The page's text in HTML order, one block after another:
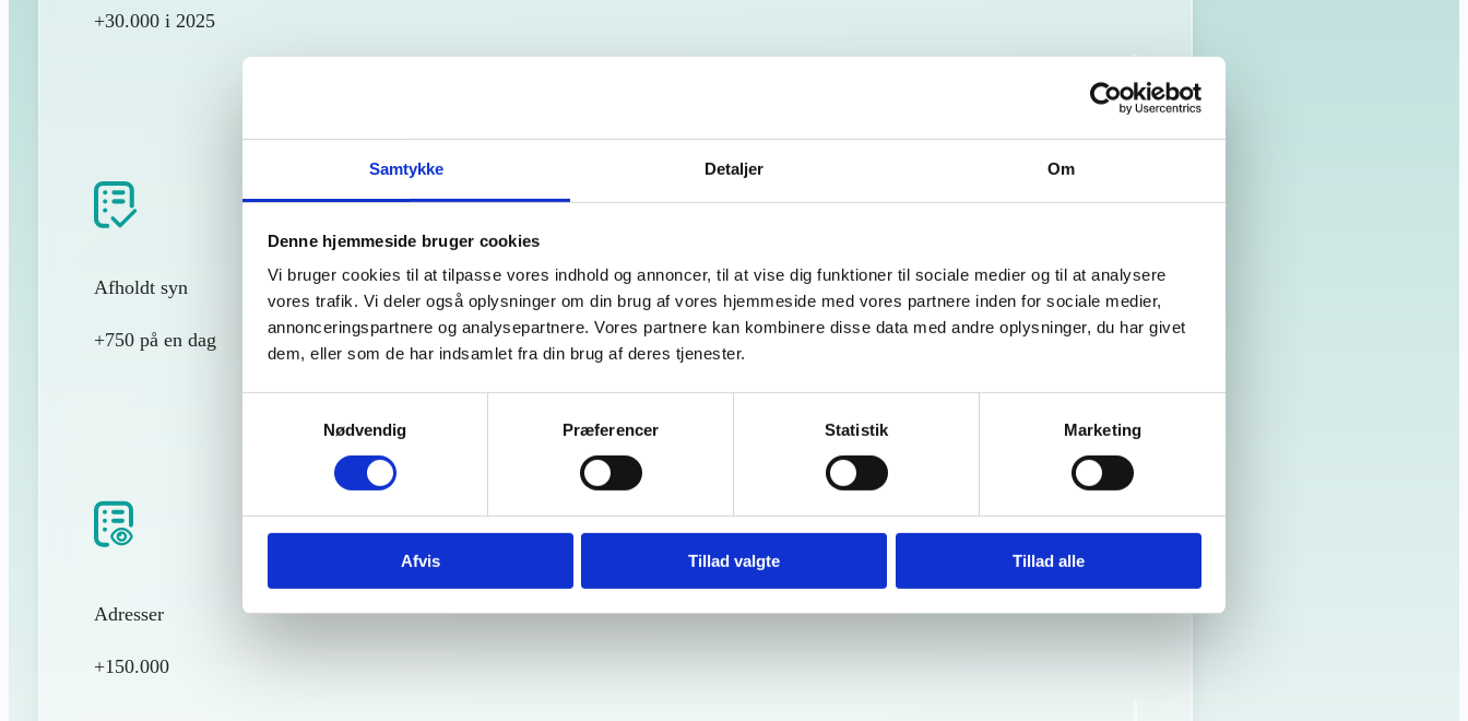
Samtykke Detaljer Om
Denne hjemmeside bruger cookies
Vi bruger cookies til at tilpasse vores indhold og annoncer, til at vise dig funktioner til sociale medier og til at analysere
vores trafik. Vi deler også oplysninger om din brug af vores hjemmeside med vores partnere inden for sociale medier,
annonceringspartnere og analysepartnere. Vores partnere kan kombinere disse data med andre oplysninger, du har givet
dem, eller som de har indsamlet fra din brug af deres tjenester.
Nødvendig
Præferencer Statistik Marketing
Afvis Tillad valgte Tillad alle
+30.000 i 2025
Afholdt syn
+750 på en dag
Adresser
+150.000